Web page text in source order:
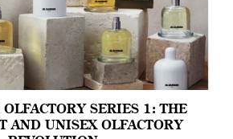
SERIES 1: THE
AND UNISEX OLFACTORY